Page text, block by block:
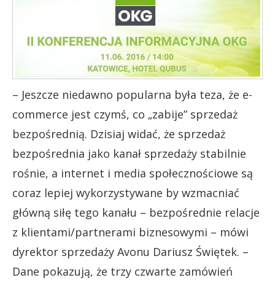
– Jeszcze niedawno popularna była teza, że e-
commerce jest czymś, co „zabije” sprzedaż
bezpośrednią. Dzisiaj widać, że sprzedaż
bezpośrednia jako kanał sprzedaży stabilnie
rośnie, a internet i media społecznościowe są
coraz lepiej wykorzystywane by wzmacniać
główną siłę tego kanału – bezpośrednie relacje
z klientami/partnerami biznesowymi – mówi
dyrektor sprzedaży Avonu Dariusz Świętek. –
Dane pokazują, że trzy czwarte zamówień